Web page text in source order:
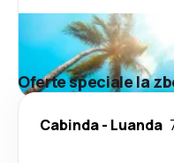
Oferte speciale la
Cabinda- Luanda